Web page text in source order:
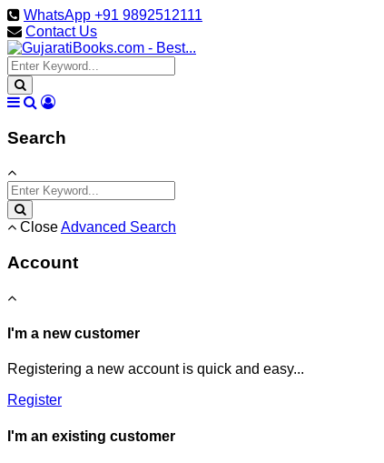
WhatsApp +91 9892512111
Contact Us
Search
CloseAdvanced Search
Account
I'm a new customer
Registering a new account is quick and easy...
Register
I'm an existing customer